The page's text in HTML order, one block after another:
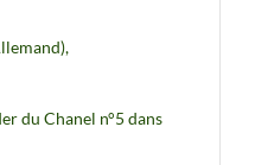
)
du Chanel n°5 dans